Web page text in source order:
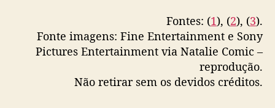
Fontes: (1), (2), (3).
Fonte imagens: Fine Entertainment e Sony
Pictures Entertainment via Natalie Comic –
reprodução.
Não retirar sem os devidos créditos.